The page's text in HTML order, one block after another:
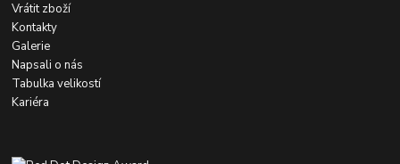
Vrátit zboží
Kontakty
Galerie
Napsali o nás
Tabulka velikostí
Kariéra